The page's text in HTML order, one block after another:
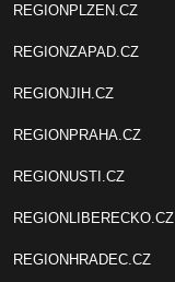
REGIONPLZEN.CZ
REGIONZAPAD.CZ
REGIONJIH.CZ
REGIONPRAHA.CZ
REGIONUSTI.CZ
REGIONLIBERECKO.CZ
REGIONHRADEC.CZ